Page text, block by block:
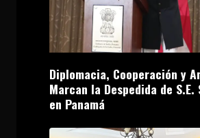
Diplomacia, Cooperación y
Marcan la Despedida de S.E.
en Panamá